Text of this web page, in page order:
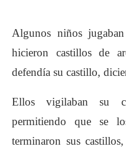
Algunos niños
hicieron castillos de
defendía su castillo,
Ellos vigilaban su
permitiendo que se
terminaron sus